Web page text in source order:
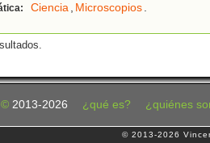
Ciencia, Microscopios.
© 2013-2026 ¿qué es? ¿quiénes
© 2013-2026